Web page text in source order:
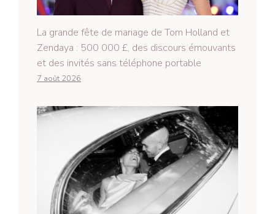
La grande fête de mariage de Tom Holland et
Zendaya : 500 000 £, des discours émouvants
et des invités sans téléphone portable
7 août 2026